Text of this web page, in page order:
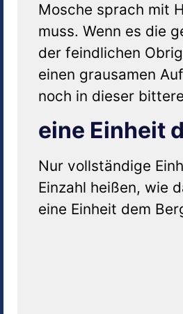
Mosche sprach mit
muss. Wenn es die
der feindlichen
einen grausamen
noch in dieser
eine Einheit
Nur vollständige
Einzahl heißen, wie
eine Einheit dem